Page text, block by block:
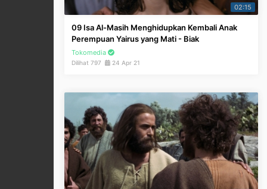
02:15
09 Isa Al-Masih Menghidupkan Kembali Anak
Perempuan Yairus yang Mati - Biak
Tokomedia
Dilihat 797 24 Apr 21